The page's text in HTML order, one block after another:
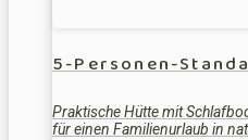
5-Personen-
Praktische Hütte mit
für einen Familienurlaub in